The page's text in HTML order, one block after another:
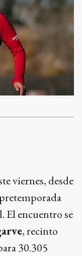
viernes, desde
El encuentro se
, recinto
30.305